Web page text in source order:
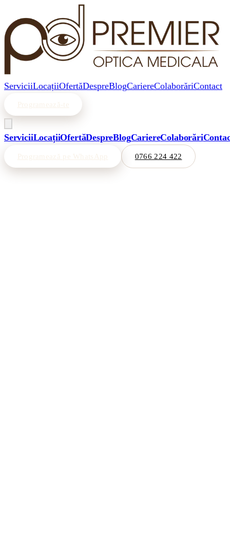
ServiciiLocațiiOfertăDespreBlogCariereColaborăriContact
Programează-te
ServiciiLocațiiOfertăDespreBlogCariereColaborări
Programează pe WhatsApp 0766 224 422